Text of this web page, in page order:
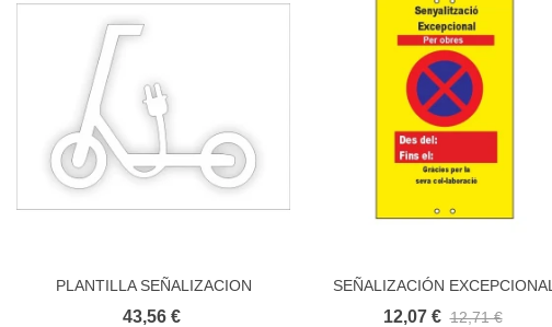
Añadir al carrito
PLANTILLA SEÑALIZACION
PATINETE ELÉCTRICO
43,56 €
Añadir al carrito
SEÑALIZACIÓN EXCEPCIONAL
PARA OBRAS EN CATALÁN
12,07 € 12,71 €